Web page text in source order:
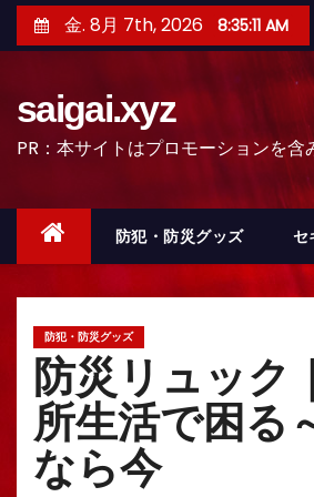
ン
ッ
金. 8月 7th, 2026 8:35:12 AM
saigai.xyz
PR：本サイトはプロモーションを含
防犯・防災グッズ セ
防犯・防災グッズ
防災リュック
所生活で困る
なら今